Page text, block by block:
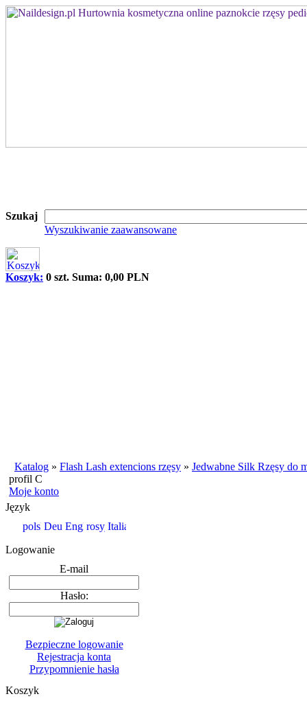
Szukaj
Wyszukiwanie zaawansowane
Koszyk: 0 szt. Suma: 0,00 PLN
Katalog » Flash Lash extencions rzęsy » Jedwabne Silk Rzęsy do
profil C
Moje konto
Język
Logowanie
E-mail
Hasło:
Bezpieczne logowanie
Rejestracja konta
Przypomnienie hasła
Koszyk